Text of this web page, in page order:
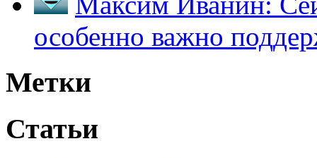
особенно важно
Метки
Статьи